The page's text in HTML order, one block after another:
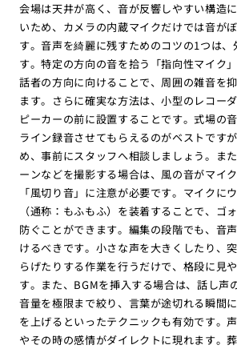
会場は天井が高く、音が反響しやすい構造
いため、カメラの内蔵マイクだけでは音が
す。音声を綺麗に残すためのコツの1つは、
す。特定の方向の音を拾う「指向性マイク
話者の方向に向けることで、周囲の雑音を
ます。さらに確実な方法は、小型のレコー
ピーカーの前に設置することです。式場の
ライン録音させてもらえるのがベストです
め、事前にスタッフへ相談しましょう。ま
ーンなどを撮影する場合は、風の音がマイ
「風切り音」に注意が必要です。マイクに
（通称：もふもふ）を装着することで、ゴ
防ぐことができます。編集の段階でも、音
けるべきです。小さな声を大きくしたり、
らげたりする作業を行うだけで、格段に見
す。また、BGMを挿入する場合は、話し声
音量を極限まで絞り、言葉が途切れる瞬間
を上げるといったテクニックも有効です。
やその時の感情がダイレクトに現れます。